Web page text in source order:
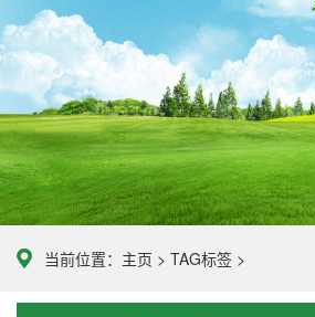
当前位置： 主页 > TAG标签 >